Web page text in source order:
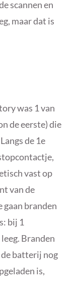
scannen en
maar dat is
was 1 van
de eerste) die
de 1e
vast op
van de
gaan branden
bij 1
Branden
batterij nog
is,